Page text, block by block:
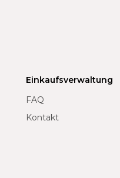
Einkaufsverwaltung
FAQ
Kontakt